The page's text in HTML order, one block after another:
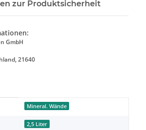
zur Produktsicherheit
GmbH
21640
Mineral. Wände
2,5 Liter